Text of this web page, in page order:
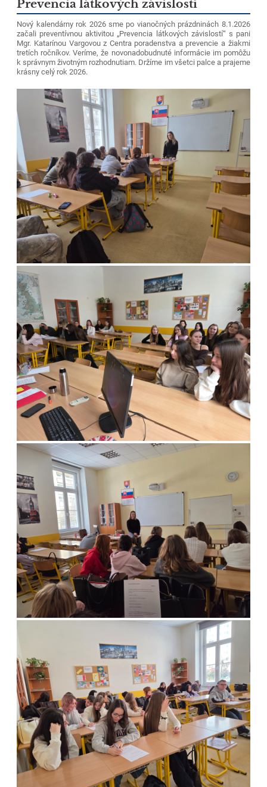
Prevencia látkových závislostí
Nový kalendárny rok 2026 sme po vianočných prázdninách 8.1.2026
začali preventívnou aktivitou „Prevencia látkových závislostí“ s pani
Mgr. Katarínou Vargovou z Centra poradenstva a prevencie a žiakmi
tretích ročníkov. Veríme, že novonadobudnuté informácie im pomôžu
k správnym životným rozhodnutiam. Držíme im všetci palce a prajeme
krásny celý rok 2026.